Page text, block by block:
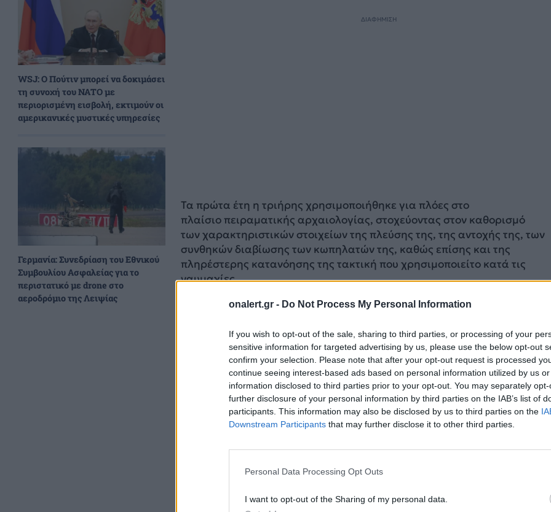
onalert.gr - Do Not Process My Personal Information
If you wish to opt-out of the sale, sharing to third parties, or processing of your
sensitive information for targeted advertising by us, please use the below opt-out
confirm your selection. Please note that after your opt-out request is processed
continue seeing interest-based ads based on personal information utilized by us
information disclosed to third parties prior to your opt-out. You may separately
further disclosure of your personal information by third parties on the IAB’s list of
participants. This information may also be disclosed by us to third parties on the
Downstream Participants that may further disclose it to other third parties.
Personal Data Processing Opt Outs
I want to opt-out of the Sharing of my personal data.
WSJ: Ο Πούτιν μπορεί να δοκιμάσει
τη συνοχή του ΝΑΤΟ με
περιορισμένη εισβολή, εκτιμούν οι
αμερικανικές μυστικές υπηρεσίες
Γερμανία: Συνεδρίαση του Εθνικού
Συμβουλίου Ασφαλείας για το
περιστατικό με drone στο
αεροδρόμιο της Λειψίας
ΔΙΑΦΗΜΙΣΗ
Τα πρώτα έτη η τριήρης χρησιμοποιήθηκε για πλόες στο
πλαίσιο πειραματικής αρχαιολογίας, στοχεύοντας στον καθορισμό
των χαρακτηριστικών στοιχείων της πλεύσης της, της αντοχής της, των
συνθηκών διαβίωσης των κωπηλατών της, καθώς επίσης και της
πληρέστερης κατανόησης της τακτική που χρησιμοποιείτο κατά τις
ναυμαχίες.